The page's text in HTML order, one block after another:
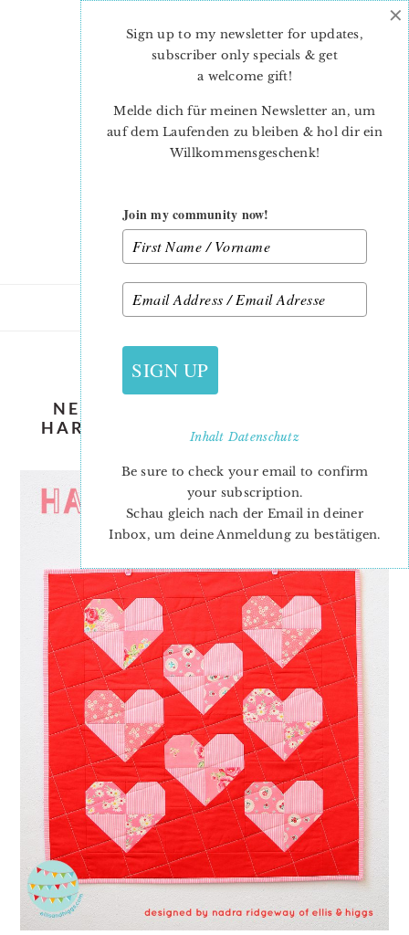
NEW HEART QUILT PATTERNS:
HARLEQUIN HEARTS MINI QUILT
PATTERN
Sign up to my newsletter for updates,
subscriber only specials & get
a welcome gift!
Melde dich für meinen Newsletter an, um
auf dem Laufenden zu bleiben & hol dir ein
Willkommensgeschenk!
Join my community now!
SIGN UP
InhaltDatenschutz
Be sure to check your email to confirm
your subscription.
Schau gleich nach der Email in deiner
Inbox, um deine Anmeldung zu bestätigen.
×